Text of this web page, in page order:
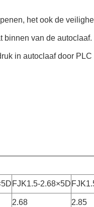
het ook de
van de
in autoclaaf door
FJK1.5-2.68×5D
2.68 2.85